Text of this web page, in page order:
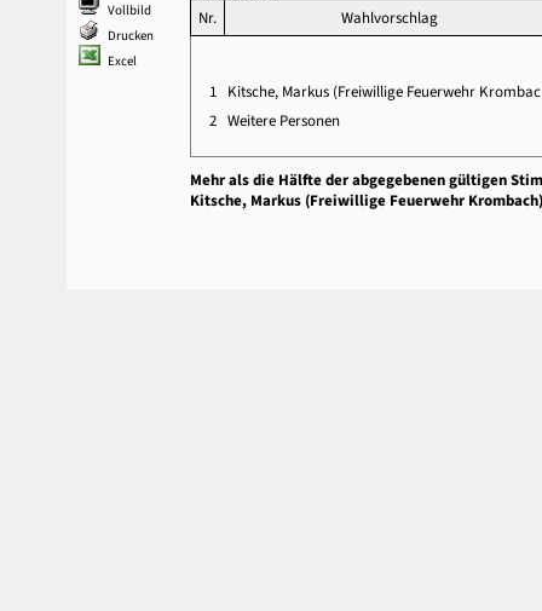
Vollbild
Drucken
Excel
Nr.
Wahlvorschlag
1 Kitsche, Markus (Freiwillige Feuerwehr
2 Weitere Personen
Mehr als die Hälfte der abgegebenen gültigen
Kitsche, Markus (Freiwillige Feuerwehr Krombach)